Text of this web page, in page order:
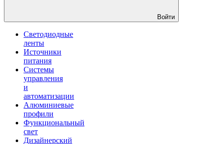
Войти
Светодиодные
ленты
Источники
питания
Системы
управления
и
автоматизации
Алюминиевые
профили
Функциональный
свет
Дизайнерский